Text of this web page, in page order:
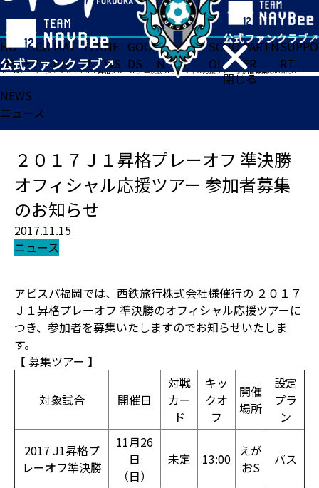
閉じる
HO
ME
TICK
ET
MAT
CH
TEA
M
NE
WS
GOO
DS
FA
N
ACADE
MY
SCHO
OL
PARTN
ER
SUPPO
RT
ホーム>ニュース>２０１７Ｊ１昇格プレーオフ 準決勝 オフィシャル応援ツアー 参加者募集のお知らせ
NEWS
ニュース
２０１７Ｊ１昇格プレーオフ 準決勝
オフィシャル応援ツアー 参加者募集
のお知らせ
2017.11.15
ニュース
アビスパ福岡では、西鉄旅行株式会社様催行の ２０１７
Ｊ１昇格プレーオフ 準決勝のオフィシャル応援ツアーに
つき、参加者を募集いたしますのでお知らせいたしま
す。
【 募集ツアー 】
対象試合 開催日
対戦
カー
ド
キッ
クオ
フ
開催
場所
設定
プラ
ン
2017 J1昇格プ
レーオフ準決勝
11月26
日
（日）
未定 13:00 えが
おS
バス